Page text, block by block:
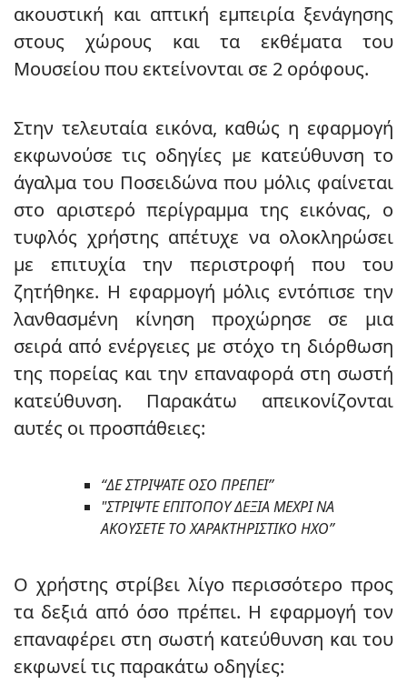
ακουστική και απτική εμπειρία ξενάγησης
στους χώρους και τα εκθέματα του
Μουσείου που εκτείνονται σε 2 ορόφους.
Στην τελευταία εικόνα, καθώς η εφαρμογή
εκφωνούσε τις οδηγίες με κατεύθυνση το
άγαλμα του Ποσειδώνα που μόλις φαίνεται
στο αριστερό περίγραμμα της εικόνας, ο
τυφλός χρήστης απέτυχε να ολοκληρώσει
με επιτυχία την περιστροφή που του
ζητήθηκε. Η εφαρμογή μόλις εντόπισε την
λανθασμένη κίνηση προχώρησε σε μια
σειρά από ενέργειες με στόχο τη διόρθωση
της πορείας και την επαναφορά στη σωστή
κατεύθυνση. Παρακάτω απεικονίζονται
αυτές οι προσπάθειες:
“ΔΕ ΣΤΡΙΨΑΤΕ ΟΣΟ ΠΡΕΠΕΙ”
"ΣΤΡΙΨΤΕ ΕΠΙΤΟΠΟΥ ΔΕΞΙΑ ΜΕΧΡΙ ΝΑ
ΑΚΟΥΣΕΤΕ ΤΟ ΧΑΡΑΚΤΗΡΙΣΤΙΚΟ ΗΧΟ”
Ο χρήστης στρίβει λίγο περισσότερο προς
τα δεξιά από όσο πρέπει. Η εφαρμογή τον
επαναφέρει στη σωστή κατεύθυνση και του
εκφωνεί τις παρακάτω οδηγίες: